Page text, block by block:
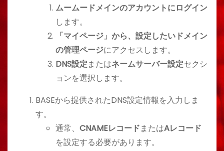
ムームードメインのアカウントにログイン
します。
「マイページ」から、設定したいドメイン
の管理ページにアクセスします。
DNS設定またはネームサーバー設定セクシ
ョンを選択します。
BASEから提供されたDNS設定情報を入力しま
す。
通常、 CNAMEレコードまたはAレコード
を設定する必要があります。